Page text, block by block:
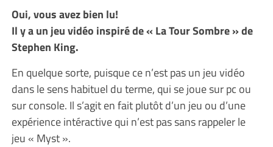
Oui, vous avez bien lu!
Il y a un jeu vidéo inspiré de « La Tour Sombre » de
Stephen King.
En quelque sorte, puisque ce n’est pas un jeu vidéo
dans le sens habituel du terme, qui se joue sur pc ou
sur console. Il s’agit en fait plutôt d’un jeu ou d’une
expérience intéractive qui n’est pas sans rappeler le
jeu « Myst ».